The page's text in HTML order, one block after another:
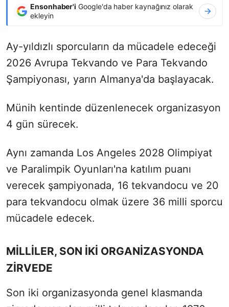
Ensonhaber'i Google'da haber kaynağınız olarak
ekleyin
Ay-yıldızlı sporcuların da mücadele edeceği
2026 Avrupa Tekvando ve Para Tekvando
Şampiyonası, yarın Almanya'da başlayacak.
Münih kentinde düzenlenecek organizasyon
4 gün sürecek.
Aynı zamanda Los Angeles 2028 Olimpiyat
ve Paralimpik Oyunları'na katılım puanı
verecek şampiyonada, 16 tekvandocu ve 20
para tekvandocu olmak üzere 36 milli sporcu
mücadele edecek.
MİLLİLER, SON İKİ ORGANİZASYONDA
ZİRVEDE
Son iki organizasyonda genel klasmanda